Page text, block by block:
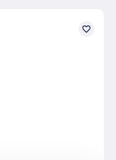
favorite_border